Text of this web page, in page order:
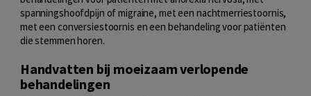
spanningshoofd­pijn of migraine, met een nachtmerriestoornis,
met een conversiestoornis en een behandeling voor patiënten
die stemmen horen.
Handvatten bij moeizaam verlopende
behandelingen